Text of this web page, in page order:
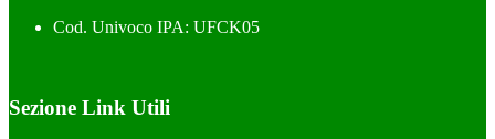
Cod. Univoco IPA: UFCK05
Sezione Link Utili